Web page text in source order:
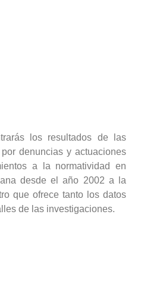
los resultados de las
denuncias y actuaciones
a la normatividad en
desde el año 2002 a la
que ofrece tanto los datos
de las investigaciones.